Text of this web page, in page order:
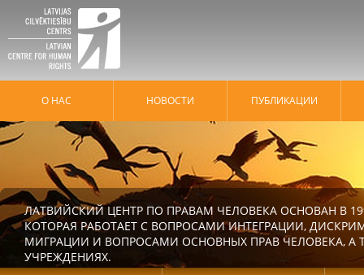
О НАС HОВОСТИ ПУБЛИКАЦИИ
ЛАТВИЙСКИЙ ЦЕНТР ПО ПРАВАМ ЧЕЛОВЕКА ОСНОВАН В
КОТОРАЯ РАБОТАЕТ С ВОПРОСАМИ ИНТЕГРАЦИИ,
МИГРАЦИИ И ВОПРОСАМИ ОСНОВНЫХ ПРАВ ЧЕЛОВЕКА, А
УЧРЕЖДЕНИЯХ.